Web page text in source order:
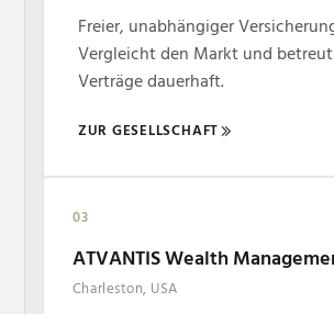
Freier, unabhängiger
Vergleicht den Markt und
Verträge dauerhaft.
ZUR GESELLSCHAFT
03
ATVANTIS Wealth
Charleston, USA